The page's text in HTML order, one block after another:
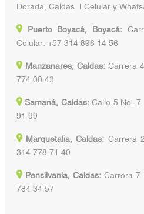
Dorada, Caldas | Celular y
Puerto Boyacá, Boyacá:
Celular: +57 314 896 14 56
Manzanares, Caldas: Carrera
774 00 43
Samaná, Caldas:Calle 5 No. 7
91 99
Marquetalia, Caldas: Carrera
314 778 71 40
Pensilvania, Caldas:Carrera 7
784 34 57